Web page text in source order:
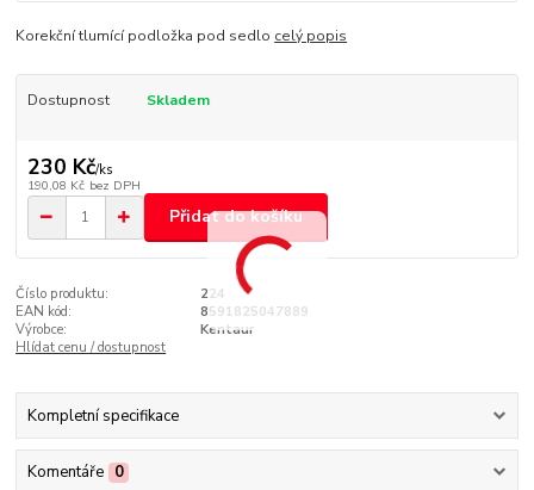
Korekční tlumící podložka pod sedlo celý popis
Dostupnost Skladem
230 Kč/ks
190,08 Kč bez DPH
Přidat do košíku
Číslo produktu:
224
EAN kód:
8591825047889
Výrobce:
Kentaur
Hlídat cenu / dostupnost
Kompletní specifikace
Komentáře 0